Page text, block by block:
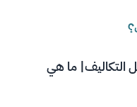
التكاليف| ما هي